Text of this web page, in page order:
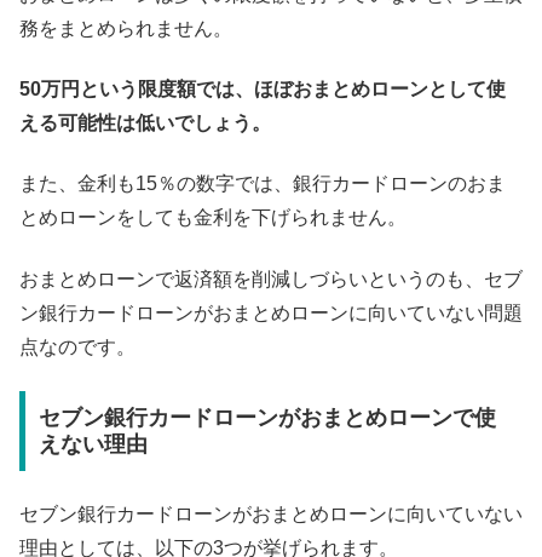
務をまとめられません。
50万円という限度額では、ほぼおまとめローンとして使
える可能性は低いでしょう。
また、金利も15％の数字では、銀行カードローンのおま
とめローンをしても金利を下げられません。
おまとめローンで返済額を削減しづらいというのも、セブ
ン銀行カードローンがおまとめローンに向いていない問題
点なのです。
セブン銀行カードローンがおまとめローンで使
えない理由
セブン銀行カードローンがおまとめローンに向いていない
理由としては、以下の3つが挙げられます。